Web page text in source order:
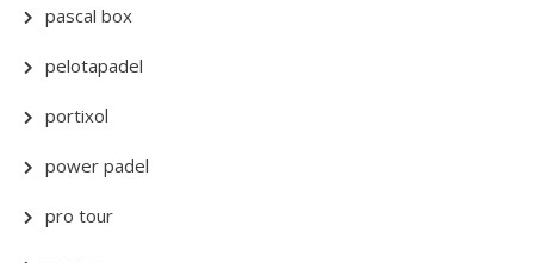
pascal box
pelotapadel
portixol
power padel
pro tour